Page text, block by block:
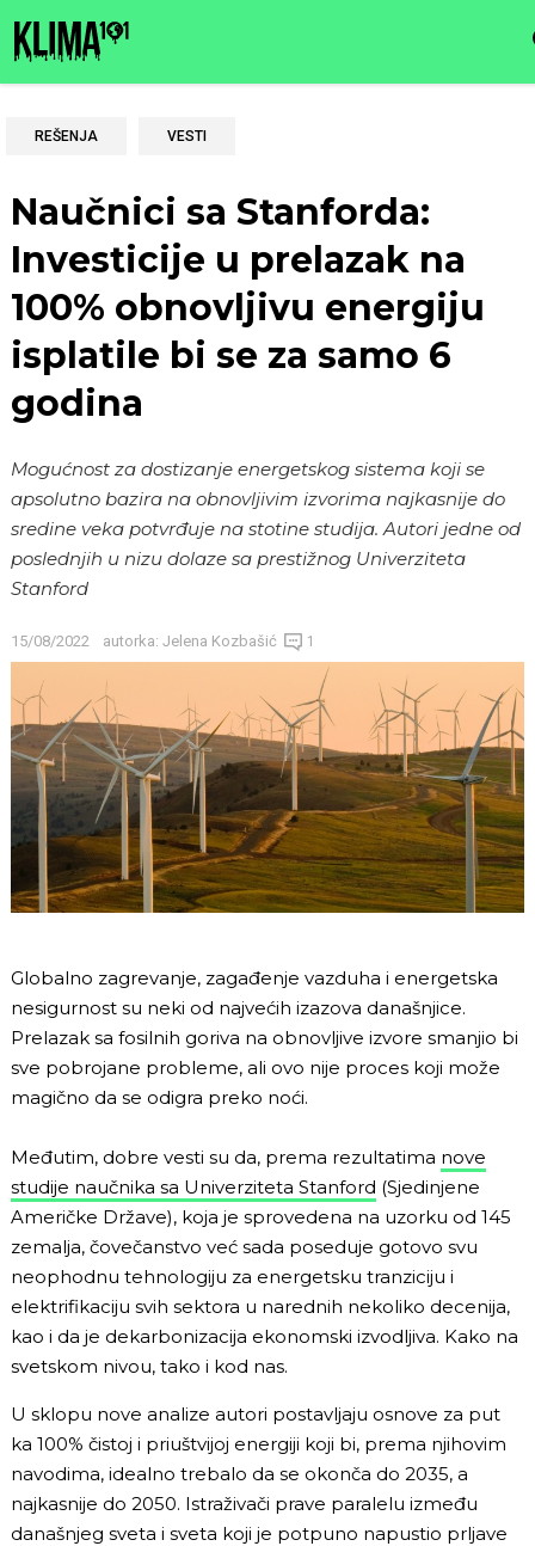
REŠENJA VESTI
Naučnici sa Stanforda:
Investicije u prelazak na
100% obnovljivu energiju
isplatile bi se za samo 6
godina
Mogućnost za dostizanje energetskog sistema koji se
apsolutno bazira na obnovljivim izvorima najkasnije do
sredine veka potvrđuje na stotine studija. Autori jedne od
poslednjih u nizu dolaze sa prestižnog Univerziteta
Stanford
15/08/2022 autorka: Jelena Kozbašić 1
Globalno zagrevanje, zagađenje vazduha i energetska
nesigurnost su neki od najvećih izazova današnjice.
Prelazak sa fosilnih goriva na obnovljive izvore smanjio bi
sve pobrojane probleme, ali ovo nije proces koji može
magično da se odigra preko noći.
Međutim, dobre vesti su da, prema rezultatima nove
studije naučnika sa Univerziteta Stanford (Sjedinjene
Američke Države), koja je sprovedena na uzorku od 145
zemalja, čovečanstvo već sada poseduje gotovo svu
neophodnu tehnologiju za energetsku tranziciju i
elektrifikaciju svih sektora u narednih nekoliko decenija,
kao i da je dekarbonizacija ekonomski izvodljiva. Kako na
svetskom nivou, tako i kod nas.
U sklopu nove analize autori postavljaju osnove za put
ka 100% čistoj i priuštvijoj energiji koji bi, prema njihovim
navodima, idealno trebalo da se okonča do 2035, a
najkasnije do 2050. Istraživači prave paralelu između
današnjeg sveta i sveta koji je potpuno napustio prljave